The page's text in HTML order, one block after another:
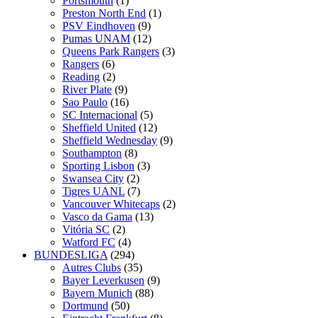
Preston North End (1)
PSV Eindhoven (9)
Pumas UNAM (12)
Queens Park Rangers (3)
Rangers (6)
Reading (2)
River Plate (9)
Sao Paulo (16)
SC Internacional (5)
Sheffield United (12)
Sheffield Wednesday (9)
Southampton (8)
Sporting Lisbon (3)
Swansea City (2)
Tigres UANL (7)
Vancouver Whitecaps (2)
Vasco da Gama (13)
Vitória SC (2)
Watford FC (4)
BUNDESLIGA (294)
Autres Clubs (35)
Bayer Leverkusen (9)
Bayern Munich (88)
Dortmund (50)